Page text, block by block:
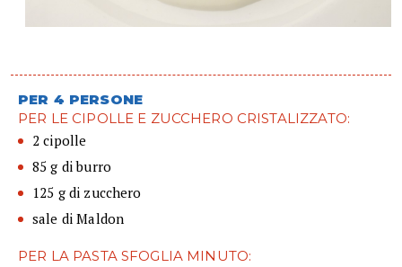
PER 4 PERSONE
PER LE CIPOLLE E ZUCCHERO CRISTALIZZATO:
2 cipolle
85 g di burro
125 g di zucchero
sale di Maldon
PER LA PASTA SFOGLIA MINUTO: